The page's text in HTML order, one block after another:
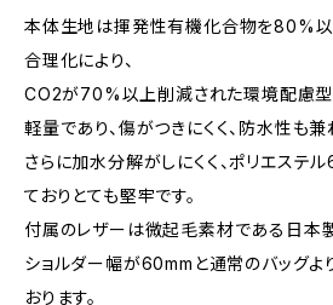
本体生地は揮発性有機化合物を80%以
合理化により、
CO2が70%以上削減された環境配慮型
軽量であり、傷がつきにくく、防水性も兼
さらに加水分解がしにくく、ポリエステ
ておりとても堅牢です。
付属のレザーは微起毛素材である日本
ショルダー幅が60mmと通常のバッグよ
おります。